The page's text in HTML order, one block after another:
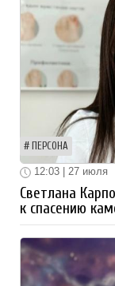
ПЕРСОНА
12:03 | 27 июля
Светлана
к спасению